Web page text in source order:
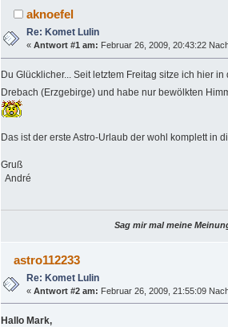
aknoefel
Re: Komet Lulin
«Antwort #1 am: Februar 26, 2009, 20:43:22
Du Glücklicher... Seit letztem Freitag sitze ich hier in
Drebach (Erzgebirge) und habe nur bewölkten
Das ist der erste Astro-Urlaub der wohl komplett in
Gruß
André
Sag mir mal meine
astro112233
Re: Komet Lulin
«Antwort #2 am: Februar 26, 2009, 21:55:09
Hallo Mark,